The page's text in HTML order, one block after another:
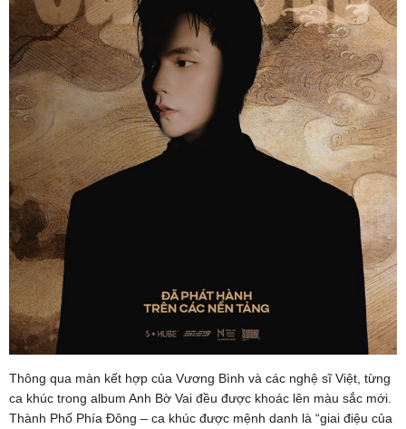
Thông qua màn kết hợp của Vương Bình và các nghệ sĩ Việt, từng
ca khúc trong album Anh Bờ Vai đều được khoác lên màu sắc mới.
Thành Phố Phía Đông – ca khúc được mệnh danh là “giai điệu của